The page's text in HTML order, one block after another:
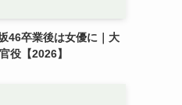
46卒業後は女優に｜大
役【2026】